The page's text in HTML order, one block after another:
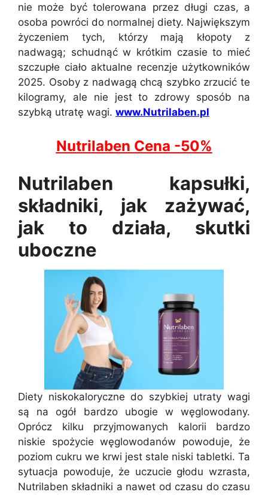
nie może być tolerowana przez długi czas, a
osoba powróci do normalnej diety. Największym
życzeniem tych, którzy mają kłopoty z
nadwagą; schudnąć w krótkim czasie to mieć
szczupłe ciało aktualne recenzje użytkowników
2025. Osoby z nadwagą chcą szybko zrzucić te
kilogramy, ale nie jest to zdrowy sposób na
szybką utratę wagi. www.Nutrilaben.pl
Nutrilaben Cena -50%
Nutrilaben kapsułki,
składniki, jak zażywać,
jak to działa, skutki
uboczne
Diety niskokaloryczne do szybkiej utraty wagi
są na ogół bardzo ubogie w węglowodany.
Oprócz kilku przyjmowanych kalorii bardzo
niskie spożycie węglowodanów powoduje, że
poziom cukru we krwi jest stale niski tabletki. Ta
sytuacja powoduje, że uczucie głodu wzrasta,
Nutrilaben składniki a nawet od czasu do czasu